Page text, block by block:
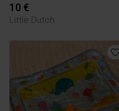
10 €
Little Dutch